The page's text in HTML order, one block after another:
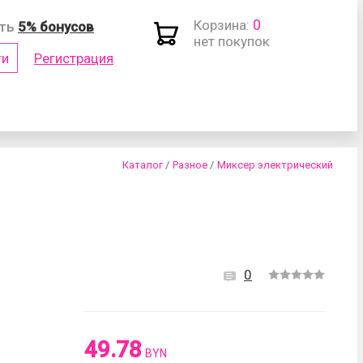
5% бонусов
Регистрация
Корзина: 0
нет покупок
Каталог / Разное / Миксер электрический
0
49.78 BYN